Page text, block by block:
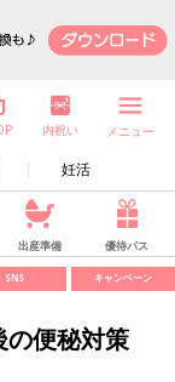
妊活
内祝い メニュー
出産準備 優待パス
SNS キャンペーン
の便秘対策